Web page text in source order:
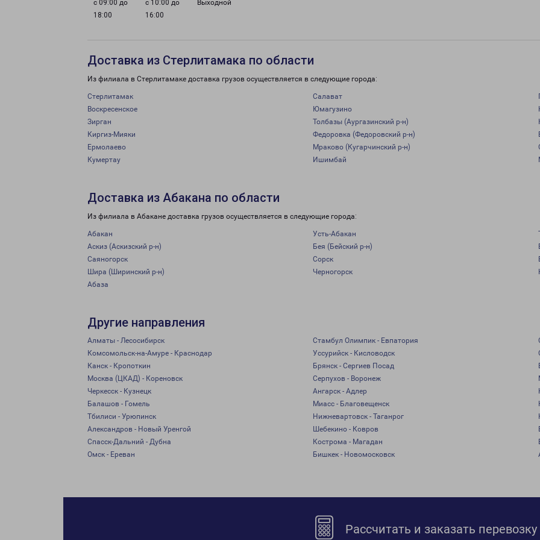
с 09:00 до
18:00
с 10:00 до
16:00
Выходной
Доставка из Стерлитамака по области
Из филиала в Стерлитамаке доставка грузов осуществляется в следующие города:
Стерлитамак Салават
Воскресенское
Юмагузино
Зирган
Толбазы (Аургазинский р-н)
Киргиз-Мияки
Федоровка (Федоровский р-н)
Ермолаево
Мраково (Кугарчинский р-н)
Кумертау
Ишимбай
Доставка из Абакана по области
Из филиала в Абакане доставка грузов осуществляется в следующие города:
Абакан Усть-Абакан
Аскиз (Аскизский р-н)
Бея (Бейский р-н)
Саяногорск
Сорск
Шира (Ширинский р-н)
Черногорск
Абаза
Другие направления
Алматы - Лесосибирск Стамбул Олимпик - Евпатория
Комсомольск-на-Амуре - Краснодар
Уссурийск - Кисловодск
Канск - Кропоткин
Брянск - Сергиев Посад
Москва (ЦКАД) - Кореновск
Серпухов - Воронеж
Черкесск - Кузнецк
Ангарск - Адлер
Балашов - Гомель
Миасс - Благовещенск
Тбилиси - Урюпинск
Нижневартовск - Таганрог
Александров - Новый Уренгой
Шебекино - Ковров
Спасск-Дальний - Дубна
Кострома - Магадан
Омск - Ереван
Бишкек - Новомосковск
Рассчитать и заказать перевозку